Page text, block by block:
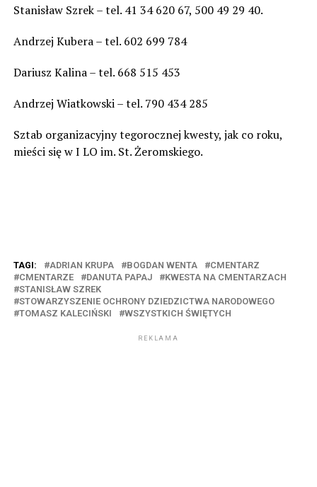
Stanisław Szrek – tel. 41 34 620 67, 500 49 29 40.
Andrzej Kubera – tel. 602 699 784
Dariusz Kalina – tel. 668 515 453
Andrzej Wiatkowski – tel. 790 434 285
Sztab organizacyjny tegorocznej kwesty, jak co roku,
mieści się w I LO im. St. Żeromskiego.
TAGI: ADRIAN KRUPA BOGDAN WENTA
CMENTARZ
CMENTARZE
DANUTA PAPAJ
KWESTA NA CMENTARZACH
STANISŁAW SZREK
STOWARZYSZENIE OCHRONY DZIEDZICTWA NARODOWEGO
TOMASZ KALECIŃSKI
WSZYSTKICH ŚWIĘTYCH
REKLAMA